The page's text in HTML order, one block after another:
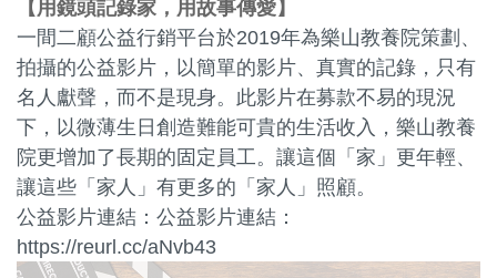
【 用鏡頭記錄家，用故事傳愛】
一間二顧公益行銷平台於2019年為樂山教養院策劃、
拍攝的公益影片，以簡單的影片、真實的記錄，只有
名人獻聲，而不是現身。此影片在募款不易的現況
下，以微薄生日創造難能可貴的生活收入，樂山教養
院更增加了長期的固定員工。讓這個「家」更年輕、
讓這些「家人」有更多的「家人」照顧。
公益影片連結： 公益影片連結：
https://reurl.cc/aNvb43